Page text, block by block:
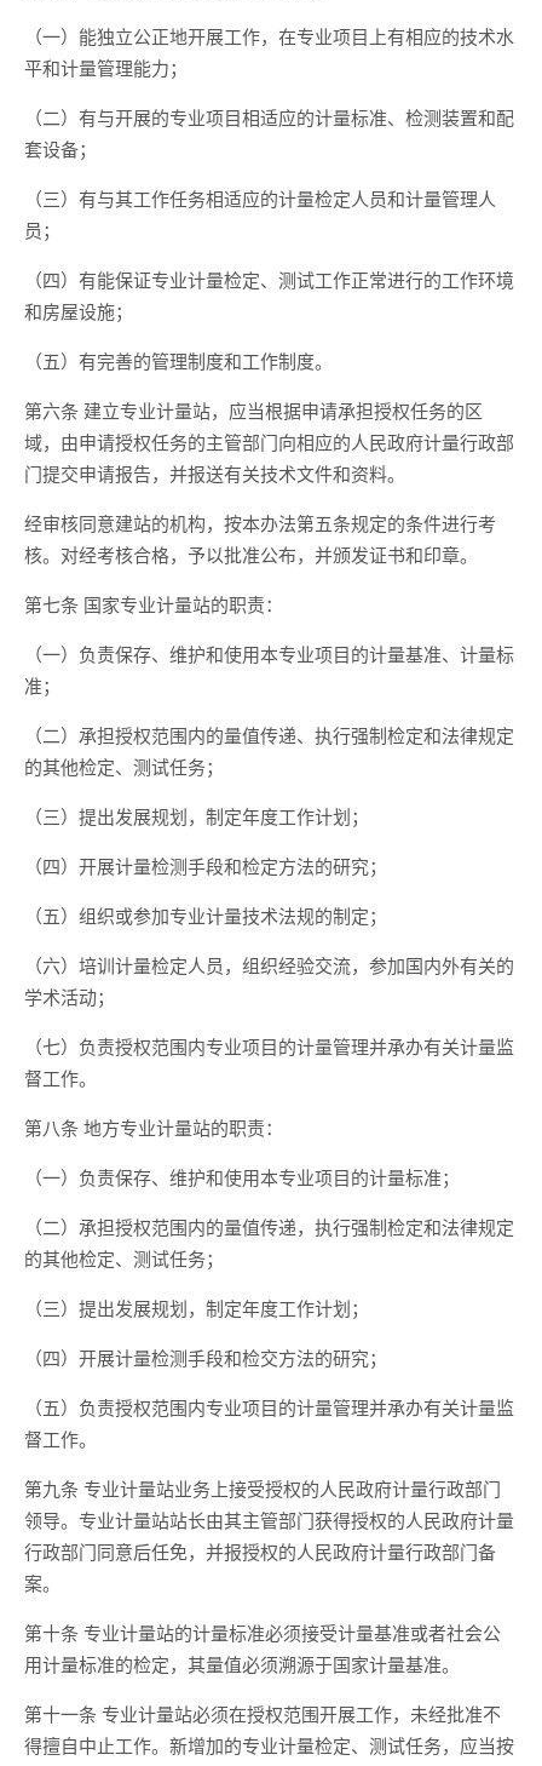
（一）能独立公正地开展工作，在专业项目上有相应的技术水
平和计量管理能力；
（二）有与开展的专业项目相适应的计量标准、检测装置和配
套设备；
（三）有与其工作任务相适应的计量检定人员和计量管理人
员；
（四）有能保证专业计量检定、测试工作正常进行的工作环境
和房屋设施；
（五）有完善的管理制度和工作制度。
第六条 建立专业计量站，应当根据申请承担授权任务的区
域，由申请授权任务的主管部门向相应的人民政府计量行政部
门提交申请报告，并报送有关技术文件和资料。
经审核同意建站的机构，按本办法第五条规定的条件进行考
核。对经考核合格，予以批准公布，并颁发证书和印章。
第七条 国家专业计量站的职责：
（一）负责保存、维护和使用本专业项目的计量基准、计量标
准；
（二）承担授权范围内的量值传递、执行强制检定和法律规定
的其他检定、测试任务；
（三）提出发展规划，制定年度工作计划；
（四）开展计量检测手段和检定方法的研究；
（五）组织或参加专业计量技术法规的制定；
（六）培训计量检定人员，组织经验交流，参加国内外有关的
学术活动；
（七）负责授权范围内专业项目的计量管理并承办有关计量监
督工作。
第八条 地方专业计量站的职责：
（一）负责保存、维护和使用本专业项目的计量标准；
（二）承担授权范围内的量值传递，执行强制检定和法律规定
的其他检定、测试任务；
（三）提出发展规划，制定年度工作计划；
（四）开展计量检测手段和检交方法的研究；
（五）负责授权范围内专业项目的计量管理并承办有关计量监
督工作。
第九条 专业计量站业务上接受授权的人民政府计量行政部门
领导。专业计量站站长由其主管部门获得授权的人民政府计量
行政部门同意后任免，并报授权的人民政府计量行政部门备
案。
第十条 专业计量站的计量标准必须接受计量基准或者社会公
用计量标准的检定，其量值必须溯源于国家计量基准。
第十一条 专业计量站必须在授权范围开展工作，未经批准不
得擅自中止工作。新增加的专业计量检定、测试任务，应当按